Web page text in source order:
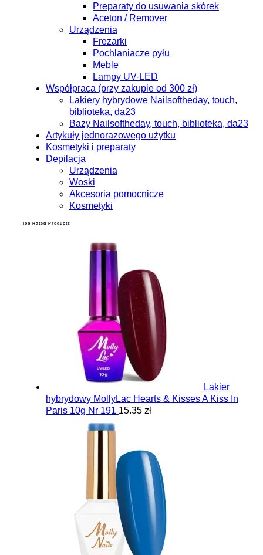
Preparaty do usuwania skórek
Aceton / Remover
Urządzenia
Frezarki
Pochlaniacze pyłu
Meble
Lampy UV-LED
Współpraca (przy zakupie od 300 zł)
Lakiery hybrydowe Nailsoftheday, touch,
biblioteka, da23
Bazy Nailsoftheday, touch, biblioteka, da23
Artykuły jednorazowego użytku
Kosmetyki i preparaty
Depilacja
Urządzenia
Woski
Akcesoria pomocnicze
Kosmetyki
Top Rated Products
Lakier
hybrydowy MollyLac Hearts & Kisses A Kiss In
Paris 10g Nr 191 15.35 zł